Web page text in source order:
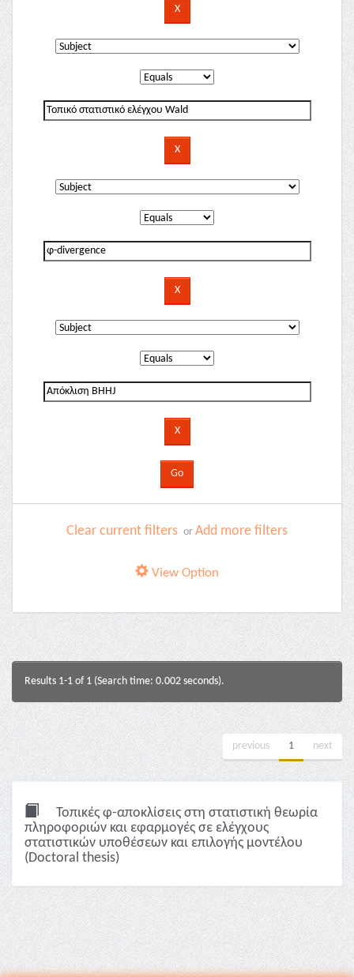
Clear current filters or Add more filters
View Option
Results 1-1 of 1 (Search time: 0.002 seconds).
previous 1 next
Τοπικές φ-αποκλίσεις στη στατιστική θεωρία
πληροφοριών και εφαρμογές σε ελέγχους
στατιστικών υποθέσεων και επιλογής μοντέλου
(Doctoral thesis)